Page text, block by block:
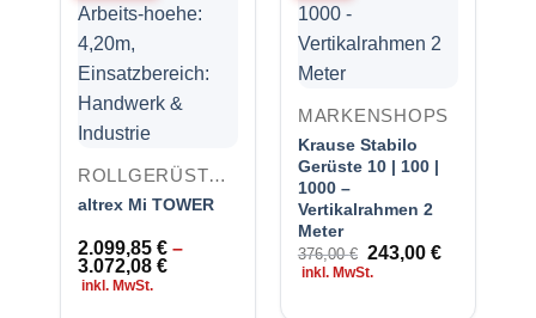
ROLLGERÜSTE MIT AUSLEGERN
altrex Mi TOWER
2.099,85 €–
3.072,08 €
inkl. MwSt.
MARKENSHOPS
Krause Stabilo
Gerüste 10 | 100 |
1000 –
Vertikalrahmen 2
Meter
376,00€ Ursprünglicher
Preis
243,00 €Aktueller
243,00 €.
inkl. MwSt.